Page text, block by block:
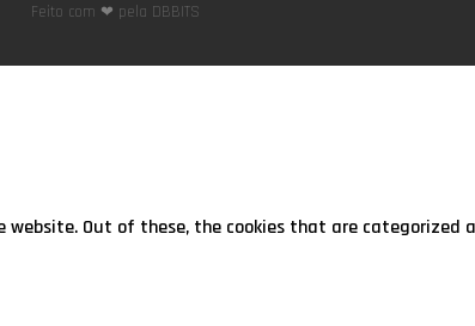
Feito com ❤ pela DBBITS
Out of these, the cookies that are categorized